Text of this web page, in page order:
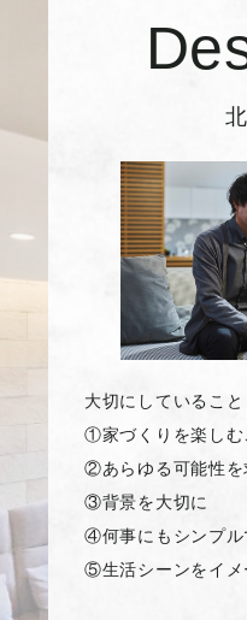
大切にしていること
①家づくりを楽しむ
②あらゆる可能性を
③背景を大切に
④何事にもシンプル
⑤生活シーンをイメ